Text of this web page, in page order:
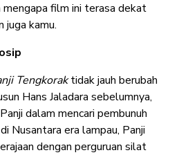
mengapa film ini terasa dekat
juga kamu.
Tengkoraktidak jauh berubah
Hans Jaladara sebelumnya,
dalam mencari pembunuh
Nusantara era lampau, Panji
dengan perguruan silat